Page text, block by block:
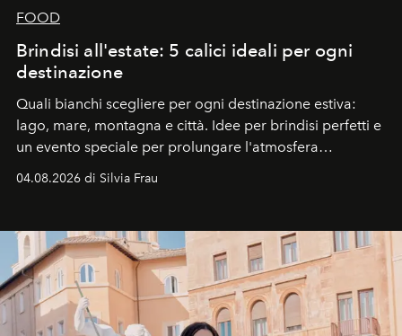
FOOD
Brindisi all'estate: 5 calici ideali per ogni
destinazione
Quali bianchi scegliere per ogni destinazione estiva:
lago, mare, montagna e città. Idee per brindisi perfetti e
un evento speciale per prolungare l'atmosfera
04.08.2026 di Silvia Frau